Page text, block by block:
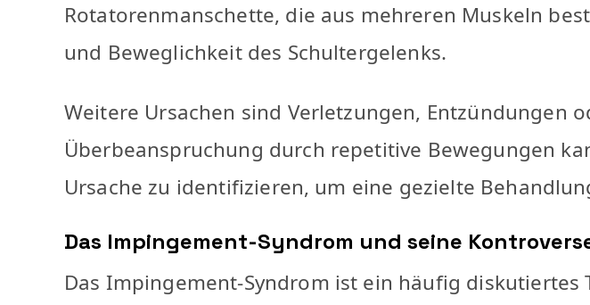
Rotatorenmanschette, die aus mehreren Muskeln
und Beweglichkeit des Schultergelenks.
Weitere Ursachen sind Verletzungen, Entzündungen
Überbeanspruchung durch repetitive Bewegungen
Ursache zu identifizieren, um eine gezielte
Das Impingement-Syndrom und seine
Das Impingement-Syndrom ist ein häufig diskutiertes